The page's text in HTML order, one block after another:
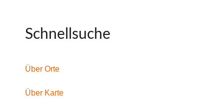
Schnellsuche
Über Orte
Über Karte